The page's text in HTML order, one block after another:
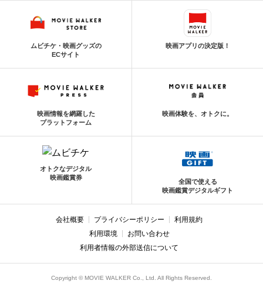
ムビチケ・映画グッズの
ECサイト
映画アプリの決定版！
映画情報を網羅した
プラットフォーム
映画体験を、オトクに。
オトクなデジタル
映画鑑賞券
全国で使える
映画鑑賞デジタルギフト
会社概要 プライバシーポリシー
利用規約
利用環境
お問い合わせ
利用者情報の外部送信について
Copyright © MOVIE WALKER Co., Ltd. All Rights Reserved.